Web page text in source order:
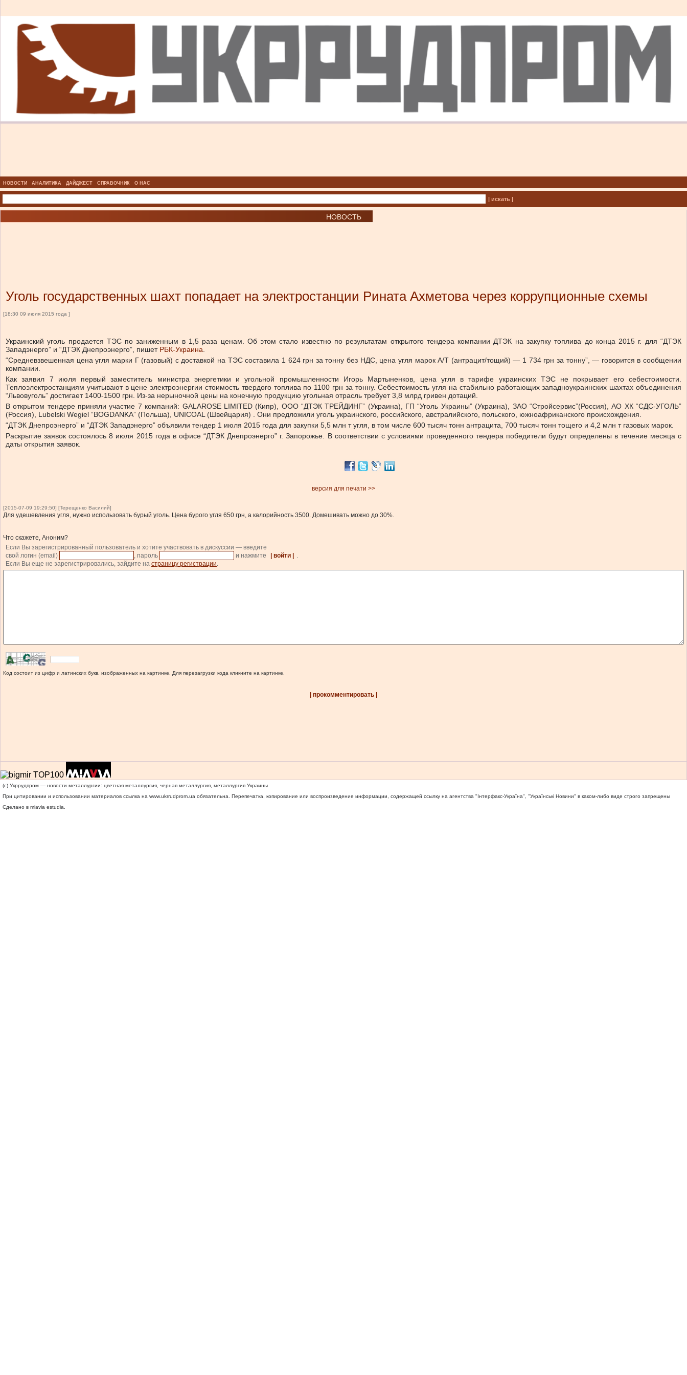
НОВОСТИ АНАЛИТИКА ДАЙДЖЕСТ СПРАВОЧНИК О НАС
| искать |
НОВОСТЬ
Уголь государственных шахт попадает на электростанции Рината Ахметова через коррупционные схемы
[18:30 09 июля 2015 года ]
Украинский уголь продается ТЭС по заниженным в 1,5 раза ценам. Об этом стало известно по результатам открытого тендера компании ДТЭК на закупку топлива до конца 2015 г. для “ДТЭК
Западэнерго” и “ДТЭК Днепроэнерго”, пишет РБК-Украина
“Средневзвешенная цена угля марки Г (газовый) с доставкой на ТЭС составила 1 624 грн за тонну без НДС, цена угля марок А/Т (антрацит/тощий) — 1 734 грн за тонну”, — говорится в сообщении
компании.
Как заявил 7 июля первый заместитель министра энергетики и угольной промышленности Игорь Мартыненков, цена угля в тарифе украинских ТЭС не покрывает его себестоимости.
Теплоэлектростанциям учитывают в цене электроэнергии стоимость твердого топлива по 1100 грн за тонну. Себестоимость угля на стабильно работающих западноукраинских шахтах объединения
“Львовуголь” достигает 1400-1500 грн. Из-за нерыночной цены на конечную продукцию угольная отрасль требует 3,8 млрд гривен дотаций.
В открытом тендере приняли участие 7 компаний: GALAROSE LIMITED (Кипр), ООО “ДТЭК ТРЕЙДИНГ” (Украина), ГП “Уголь Украины” (Украина), ЗАО “Стройсервис”(Россия), АО ХК “СДС-УГОЛЬ”
(Россия), Lubelski Wegiel “BOGDANKA” (Польша), UNICOAL (Швейцария) . Они предложили уголь украинского, российского, австралийского, польского, южноафриканского происхождения.
“ДТЭК Днепроэнерго” и “ДТЭК Западэнерго” объявили тендер 1 июля 2015 года для закупки 5,5 млн т угля, в том числе 600 тысяч тонн антрацита, 700 тысяч тонн тощего и 4,2 млн т газовых марок.
Раскрытие заявок состоялось 8 июля 2015 года в офисе “ДТЭК Днепроэнерго” г. Запорожье. В соответствии с условиями проведенного тендера победители будут определены в течение месяца с
даты открытия заявок.
версия для печати >>
[2015-07-09 19:29:50] [Терещенко Василий]
Для удешевления угля, нужно использовать бурый уголь. Цена бурого угля 650 грн, а калорийность 3500. Домешивать можно до 30%.
Что скажете, Аноним?
Если Вы зарегистрированный пользователь и хотите участвовать в дискуссии — введите
свой логин (email)
, пароль и нажмите | войти |
.
Если Вы еще не зарегистрировались, зайдите на страницу регистрации.
Код состоит из цифр и латинских букв, изображенных на картинке. Для перезагрузки кода кликните на картинке.
| прокомментировать |
(c) Укррудпром — новости металлургии: цветная металлургия, черная металлургия, металлургия Украины
При цитировании и использовании материалов ссылка на www.ukrrudprom.ua обязательна. Перепечатка, копирование или воспроизведение информации, содержащей ссылку на агентства "Iнтерфакс-Україна", "Українськi Новини" в каком-либо виде строго запрещены
Сделано в miavia estudia.